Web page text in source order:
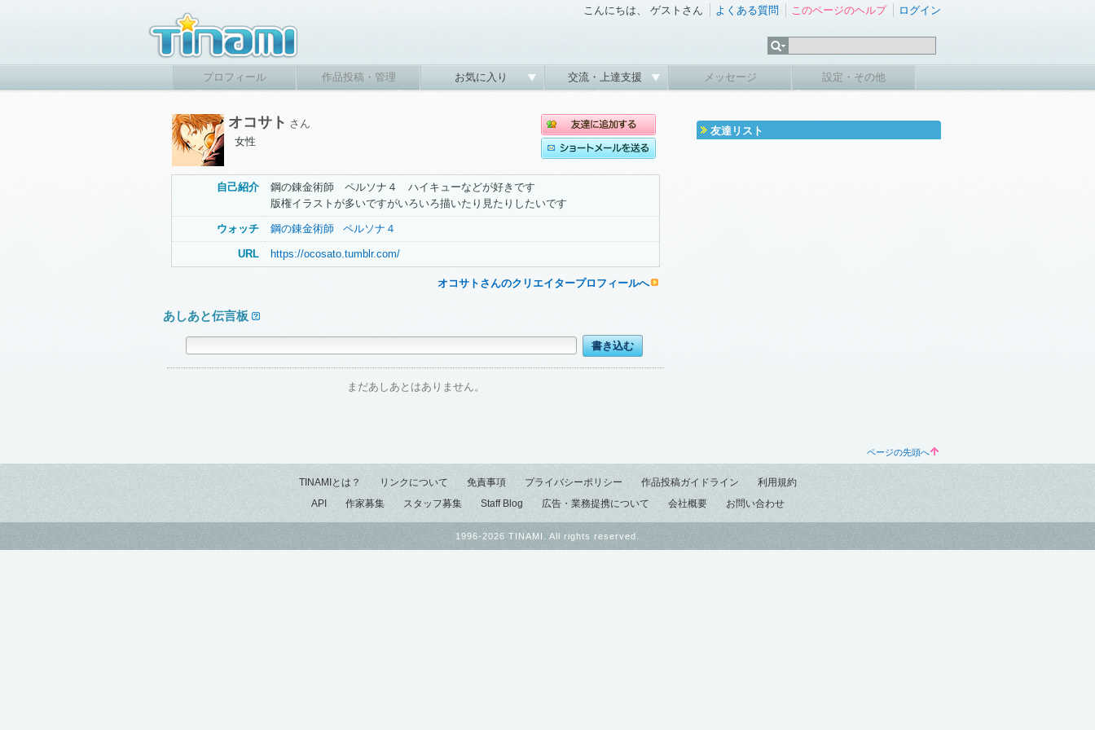
こんにちは、 ゲストさん よくある質問 このページのヘルプ ログイン
プロフィール 作品投稿・管理 お気に入り 交流・上達支援 メッセージ 設定・その他
オコサト さん
女性
自己紹介
鋼の錬金術師 ペルソナ４ ハイキューなどが好きです
版権イラストが多いですがいろいろ描いたり見たりしたいです
ウォッチ 鋼の錬金術師 ペルソナ４
URL https://ocosato.tumblr.com/
オコサトさんのクリエイタープロフィールへ
あしあと伝言板
まだあしあとはありません。
友達リスト
ページの先頭へ
TINAMIとは？ リンクについて 免責事項 プライバシーポリシー 作品投稿ガイドライン
利用規約
API
作家募集 スタッフ募集 Staff Blog 広告・業務提携について 会社概要 お問い合わせ
1996-2026 TINAMI. All rights reserved.